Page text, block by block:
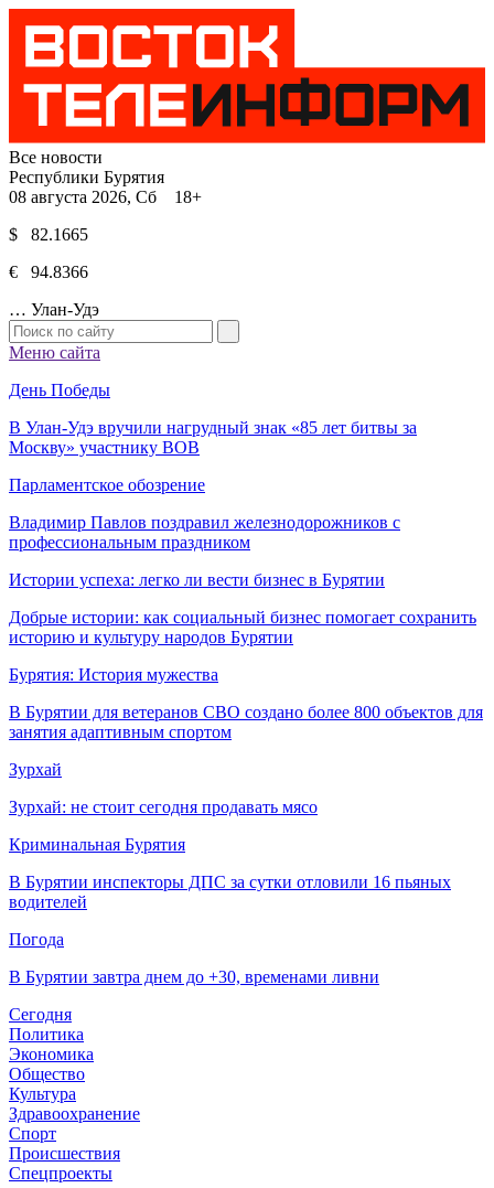
Все новости
Республики Бурятия
08 августа 2026, Сб 18+
$ 82.1665
€ 94.8366
… Улан-Удэ
Меню сайта
День Победы
В Улан-Удэ вручили нагрудный знак «85 лет битвы за
Москву» участнику ВОВ
Парламентское обозрение
Владимир Павлов поздравил железнодорожников с
профессиональным праздником
Истории успеха: легко ли вести бизнес в Бурятии
Добрые истории: как социальный бизнес помогает сохранить
историю и культуру народов Бурятии
Бурятия: История мужества
В Бурятии для ветеранов СВО создано более 800 объектов для
занятия адаптивным спортом
Зурхай
Зурхай: не стоит сегодня продавать мясо
Криминальная Бурятия
В Бурятии инспекторы ДПС за сутки отловили 16 пьяных
водителей
Погода
В Бурятии завтра днем до +30, временами ливни
Сегодня
Политика
Экономика
Общество
Культура
Здравоохранение
Спорт
Происшествия
Спецпроекты